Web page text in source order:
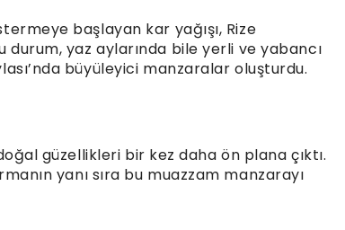
başlayan kar yağışı, Rize
yaz aylarında bile yerli ve yabancı
büyüleyici manzaralar oluşturdu.
güzellikleri bir kez daha ön plana çıktı.
yanı sıra bu muazzam manzarayı